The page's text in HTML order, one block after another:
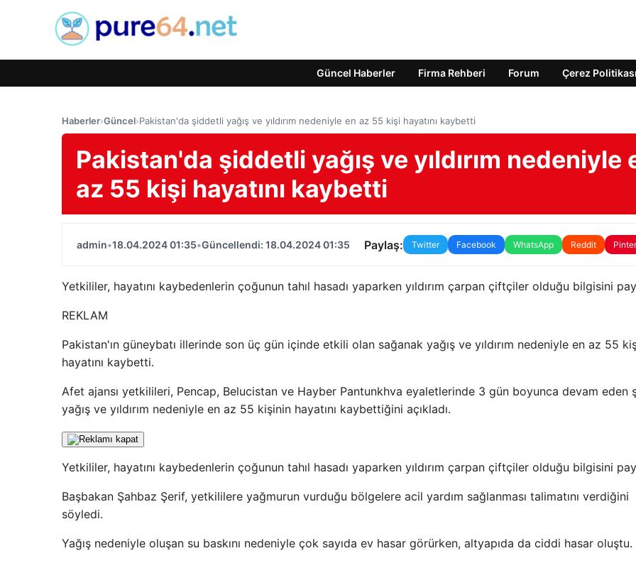
Güncel Haberler Firma Rehberi Forum Çerez Politikası
Haberler›Güncel›Pakistan'da şiddetli yağış ve yıldırım nedeniyle en az 55 kişi hayatını kaybetti
Pakistan'da şiddetli yağış ve yıldırım nedeniyle
az 55 kişi hayatını kaybetti
admin•18.04.2024 01:35•Güncellendi: 18.04.2024 01:35 Paylaş: Twitter Facebook WhatsApp Reddit
Yetkililer, hayatını kaybedenlerin çoğunun tahıl hasadı yaparken yıldırım çarpan çiftçiler olduğu bilgisini
REKLAM
Pakistan'ın güneybatı illerinde son üç gün içinde etkili olan sağanak yağış ve yıldırım nedeniyle en az 55
hayatını kaybetti.
Afet ajansı yetkilileri, Pencap, Belucistan ve Hayber Pantunkhva eyaletlerinde 3 gün boyunca devam eden
yağış ve yıldırım nedeniyle en az 55 kişinin hayatını kaybettiğini açıkladı.
Yetkililer, hayatını kaybedenlerin çoğunun tahıl hasadı yaparken yıldırım çarpan çiftçiler olduğu bilgisini
Başbakan Şahbaz Şerif, yetkililere yağmurun vurduğu bölgelere acil yardım sağlanması talimatını verdiğini
söyledi.
Yağış nedeniyle oluşan su baskını nedeniyle çok sayıda ev hasar görürken, altyapıda da ciddi hasar oluştu.